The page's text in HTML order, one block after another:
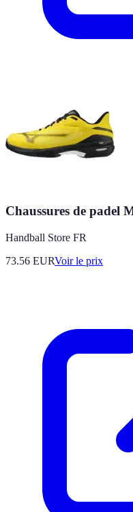
Chaussures de padel
Handball Store FR
73.56 EURVoir le prix